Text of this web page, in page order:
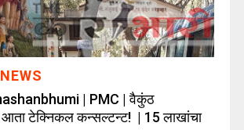
| PMC | वैकुंठ
आता टेक्निकल कन्सल्टन्ट! | 15 लाखांचा